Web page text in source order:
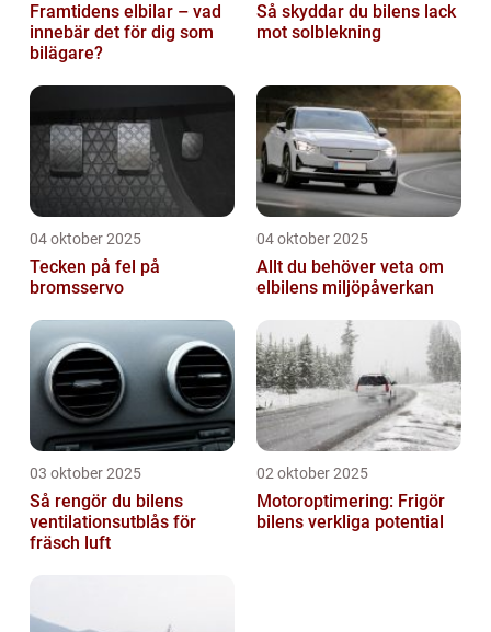
Framtidens elbilar – vad
innebär det för dig som
bilägare?
Så skyddar du bilens lack
mot solblekning
04 oktober 2025
Tecken på fel på
bromsservo
04 oktober 2025
Allt du behöver veta om
elbilens miljöpåverkan
03 oktober 2025
Så rengör du bilens
ventilationsutblås för
fräsch luft
02 oktober 2025
Motoroptimering: Frigör
bilens verkliga potential